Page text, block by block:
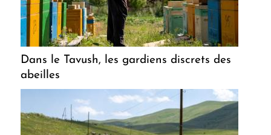
Dans le Tavush, les gardiens discrets des
abeilles